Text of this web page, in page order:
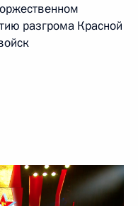
разгрома Красной